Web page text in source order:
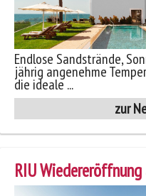
Endlose Sandstrände,
jährig angenehme
die ideale ...
zur
RIU